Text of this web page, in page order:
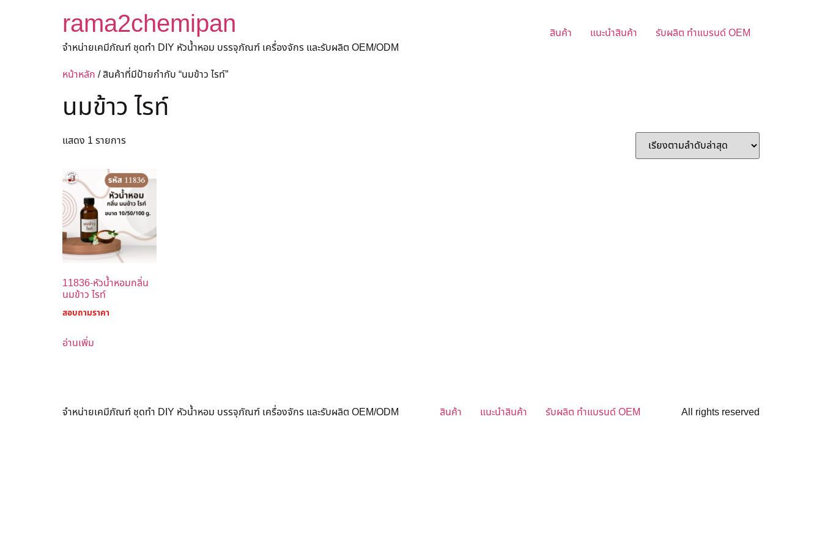
rama2chemipan
จำหน่ายเคมีภัณฑ์ ชุดทำ DIY หัวน้ำหอม บรรจุภัณฑ์ เครื่องจักร และรับผลิต OEM/ODM
สินค้า แนะนำสินค้า รับผลิต ทำแบรนด์ OEM
หน้าหลัก / สินค้าที่มีป้ายกำกับ “นมข้าว ไรท์”
นมข้าว ไรท์
แสดง 1 รายการ
11836-หัวน้ำหอมกลิ่น
นมข้าว ไรท์
สอบถามราคา
อ่านเพิ่ม
จำหน่ายเคมีภัณฑ์ ชุดทำ DIY หัวน้ำหอม บรรจุภัณฑ์ เครื่องจักร และรับผลิต OEM/ODM สินค้า แนะนำสินค้า รับผลิต ทำแบรนด์ OEM All rights reserved